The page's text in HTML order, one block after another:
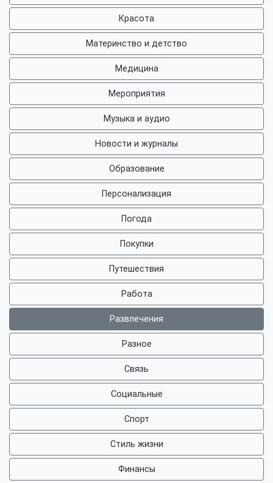
Красота
Материнство и детство
Медицина
Мероприятия
Музыка и аудио
Новости и журналы
Образование
Персонализация
Погода
Покупки
Путешествия
Работа
Развлечения
Разное
Связь
Социальные
Спорт
Стиль жизни
Финансы